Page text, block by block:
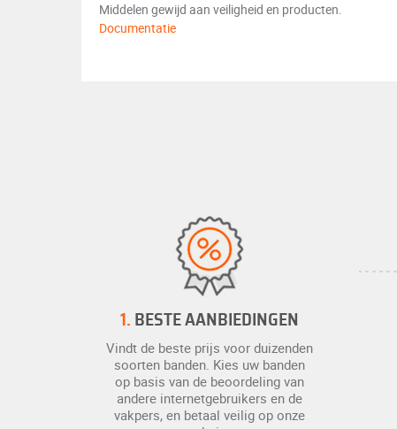
Middelen gewijd aan veiligheid en producten.
Documentatie
1. BESTE AANBIEDINGEN
Vindt de beste prijs voor duizenden
soorten banden. Kies uw banden
op basis van de beoordeling van
andere internetgebruikers en de
vakpers, en betaal veilig op onze